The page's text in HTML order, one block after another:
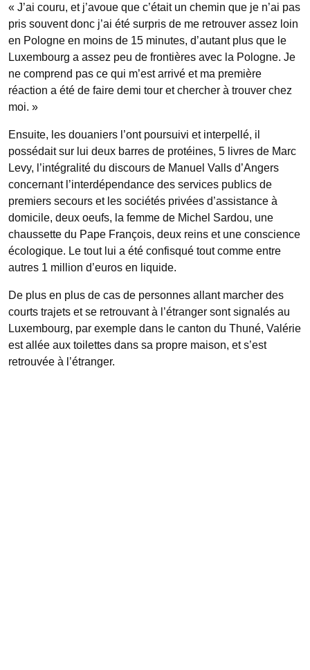
« J’ai couru, et j’avoue que c’était un chemin que je n’ai pas
pris souvent donc j’ai été surpris de me retrouver assez loin
en Pologne en moins de 15 minutes, d’autant plus que le
Luxembourg a assez peu de frontières avec la Pologne. Je
ne comprend pas ce qui m’est arrivé et ma première
réaction a été de faire demi tour et chercher à trouver chez
moi. »
Ensuite, les douaniers l’ont poursuivi et interpellé, il
possédait sur lui deux barres de protéines, 5 livres de Marc
Levy, l’intégralité du discours de Manuel Valls d’Angers
concernant l’interdépendance des services publics de
premiers secours et les sociétés privées d’assistance à
domicile, deux oeufs, la femme de Michel Sardou, une
chaussette du Pape François, deux reins et une conscience
écologique. Le tout lui a été confisqué tout comme entre
autres 1 million d’euros en liquide.
De plus en plus de cas de personnes allant marcher des
courts trajets et se retrouvant à l’étranger sont signalés au
Luxembourg, par exemple dans le canton du Thuné, Valérie
est allée aux toilettes dans sa propre maison, et s’est
retrouvée à l’étranger.